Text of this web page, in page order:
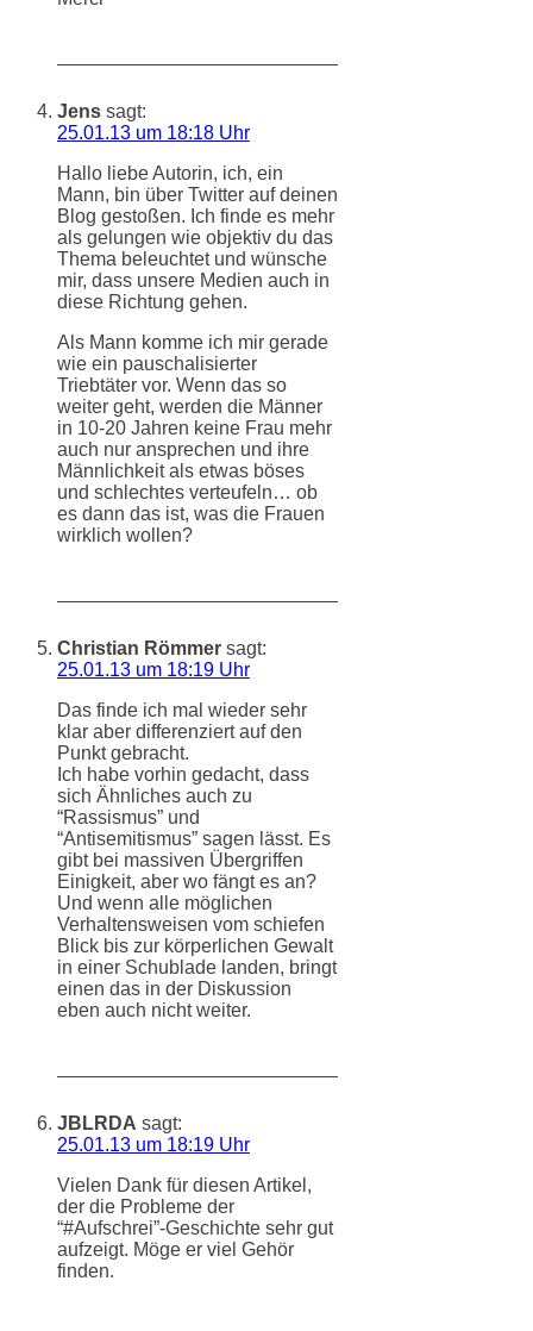
Jens sagt:
25.01.13 um 18:18 Uhr
Hallo liebe Autorin, ich, ein
Mann, bin über Twitter auf deinen
Blog gestoßen. Ich finde es mehr
als gelungen wie objektiv du das
Thema beleuchtet und wünsche
mir, dass unsere Medien auch in
diese Richtung gehen.
Als Mann komme ich mir gerade
wie ein pauschalisierter
Triebtäter vor. Wenn das so
weiter geht, werden die Männer
in 10-20 Jahren keine Frau mehr
auch nur ansprechen und ihre
Männlichkeit als etwas böses
und schlechtes verteufeln… ob
es dann das ist, was die Frauen
wirklich wollen?
Christian Römmer sagt:
25.01.13 um 18:19 Uhr
Das finde ich mal wieder sehr
klar aber differenziert auf den
Punkt gebracht.
Ich habe vorhin gedacht, dass
sich Ähnliches auch zu
“Rassismus” und
“Antisemitismus” sagen lässt. Es
gibt bei massiven Übergriffen
Einigkeit, aber wo fängt es an?
Und wenn alle möglichen
Verhaltensweisen vom schiefen
Blick bis zur körperlichen Gewalt
in einer Schublade landen, bringt
einen das in der Diskussion
eben auch nicht weiter.
JBLRDA sagt:
25.01.13 um 18:19 Uhr
Vielen Dank für diesen Artikel,
der die Probleme der
“#Aufschrei”-Geschichte sehr gut
aufzeigt. Möge er viel Gehör
finden.